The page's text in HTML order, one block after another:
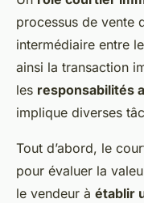
processus de vente
intermédiaire entre
ainsi la transaction
les responsabilités
implique diverses
Tout d’abord, le
pour évaluer la
le vendeur à établir